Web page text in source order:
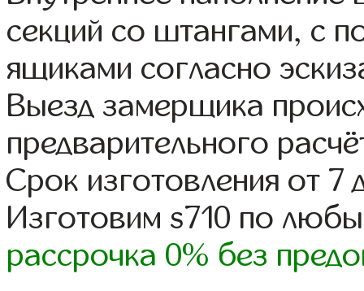
секций со штангами, с
ящиками согласно
Выезд замерщика
предварительного
Срок изготовления от 7
Изготовим s710 по
рассрочка 0% без